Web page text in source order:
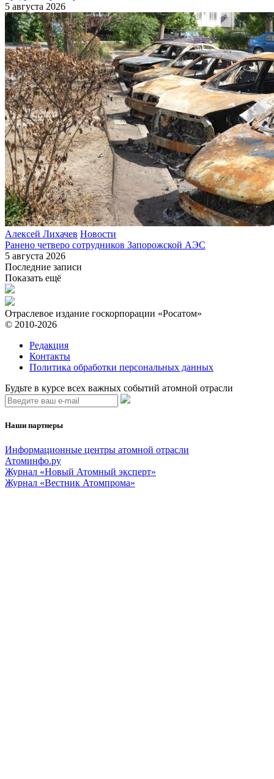
5 августа 2026
Алексей Лихачев Новости
Ранено четверо сотрудников Запорожской АЭС
5 августа 2026
Последние записи
Показать ещё
Отраслевое издание госкорпорации «Росатом»
© 2010-2026
Редакция
Контакты
Политика обработки персональных данных
Будьте в курсе всех важных событий атомной отрасли
Наши партнеры
Информационные центры атомной отрасли
Атоминфо.ру
Журнал «Новый Атомный эксперт»
Журнал «Вестник Атомпрома»